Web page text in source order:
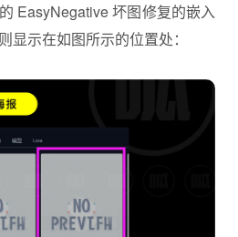
EasyNegative 坏图修复的嵌入
显示在如图所示的位置处：